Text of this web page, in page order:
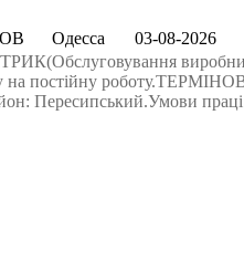
Одесса
03-08-2026
на постійну
Пересипський.Умови працi